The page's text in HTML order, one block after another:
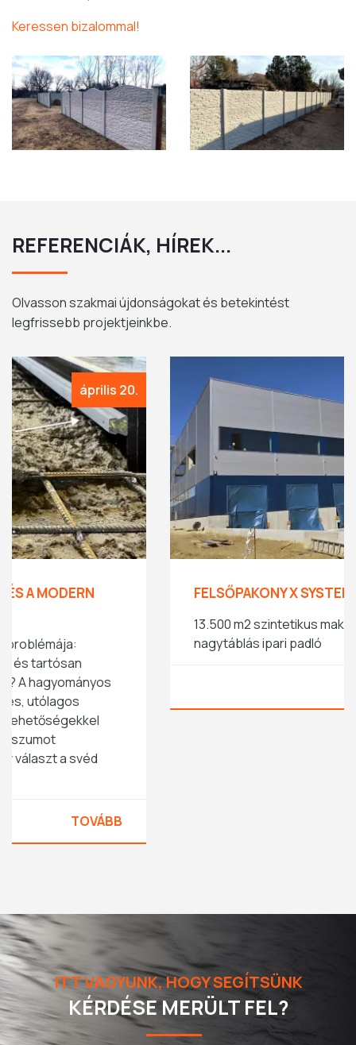
Keressen bizalommal!
REFERENCIÁK, HÍREK...
Olvasson szakmai újdonságokat és betekintést
legfrissebb projektjeinkbe.
március 18.
FELSŐPAKONY X SYSTEM
13.500 m2 szintetikus makro szálerősítésű beton
nagytáblás ipari padló
ITT VAGYUNK, HOGY SEGÍTSÜNK
KÉRDÉSE MERÜLT FEL?